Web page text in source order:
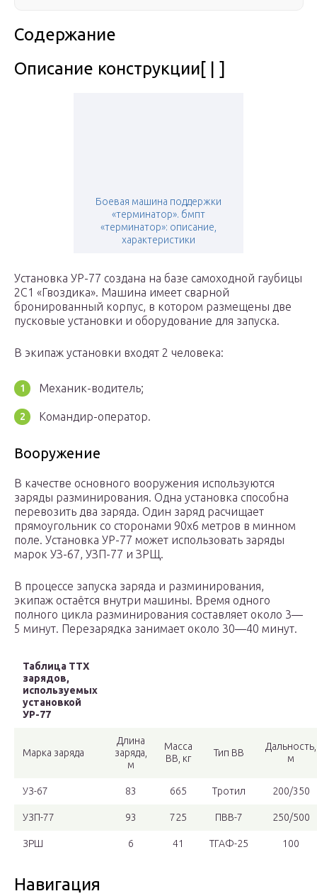
Содержание
Описание конструкции[ | ]
Боевая машина поддержки
«терминатор». бмпт
«терминатор»: описание,
характеристики
Установка УР-77 создана на базе самоходной гаубицы
2С1 «Гвоздика». Машина имеет сварной
бронированный корпус, в котором размещены две
пусковые установки и оборудование для запуска.
В экипаж установки входят 2 человека:
Механик-водитель;
Командир-оператор.
Вооружение
В качестве основного вооружения используются
заряды разминирования. Одна установка способна
перевозить два заряда. Один заряд расчищает
прямоугольник со сторонами 90х6 метров в минном
поле. Установка УР-77 может использовать заряды
марок УЗ-67, УЗП-77 и ЗРЩ.
В процессе запуска заряда и разминирования,
экипаж остаётся внутри машины. Время одного
полного цикла разминирования составляет около 3—
5 минут. Перезарядка занимает около 30—40 минут.
Таблица ТТХ
зарядов,
используемых
установкой
УР-77
Марка заряда
Длина
заряда,
м
Масса
ВВ, кг
Тип ВВ
Дальность,
м
УЗ-67 83 665 Тротил 200/350
УЗП-77 93 725 ПВВ-7 250/500
ЗРШ 6 41 ТГАФ-25 100
Навигация